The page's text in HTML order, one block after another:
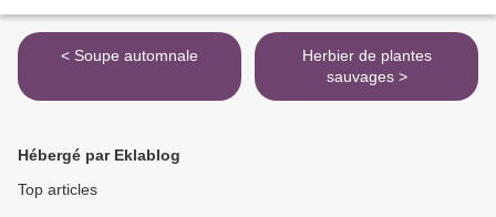
< Soupe automnale
Herbier de plantes
sauvages >
Hébergé par Eklablog
Top articles